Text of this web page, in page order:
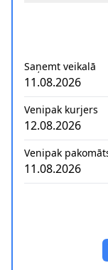
Saņemt veikalā
11.08.2026
Venipak kurjers
12.08.2026
Venipak
11.08.2026